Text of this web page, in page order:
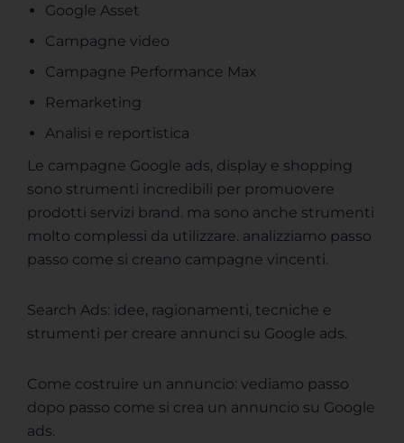
Google Asset
Campagne video
Campagne Performance Max
Remarketing
Analisi e reportistica
Le campagne Google ads, display e shopping
sono strumenti incredibili per promuovere
prodotti servizi brand. ma sono anche strumenti
molto complessi da utilizzare. analizziamo passo
passo come si creano campagne vincenti.
Search Ads: idee, ragionamenti, tecniche e
strumenti per creare annunci su Google ads.
Come costruire un annuncio: vediamo passo
dopo passo come si crea un annuncio su Google
ads.